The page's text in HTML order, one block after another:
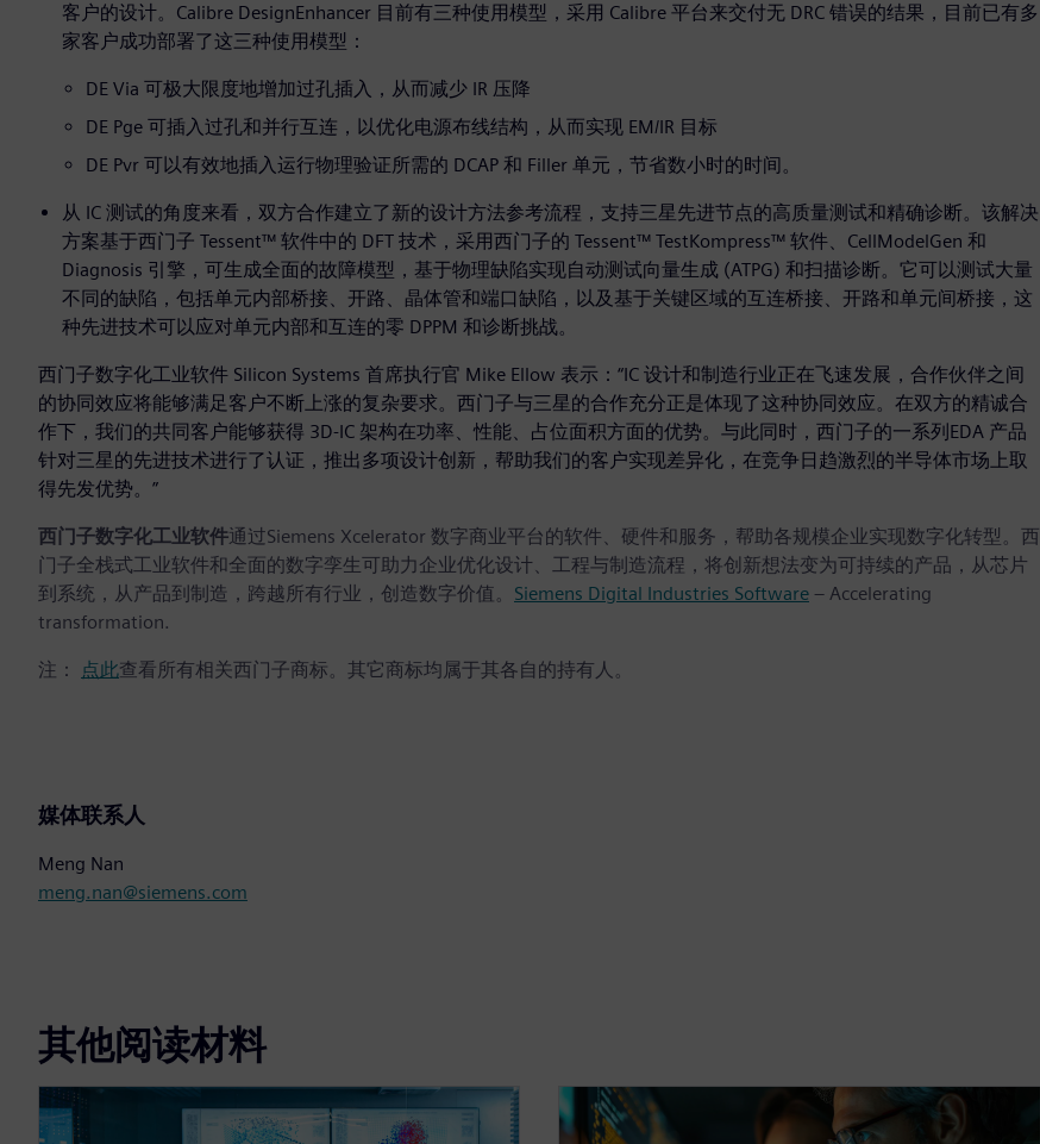
客户的设计。Calibre DesignEnhancer 目前有三种使用模型，采用 Calibre 平台来交付无 DRC 错误的结果，目前已有多
家客户成功部署了这三种使用模型：
DE Via 可极大限度地增加过孔插入，从而减少 IR 压降
DE Pge 可插入过孔和并行互连，以优化电源布线结构，从而实现 EM/IR 目标
DE Pvr 可以有效地插入运行物理验证所需的 DCAP 和 Filler 单元，节省数小时的时间。
从 IC 测试的角度来看，双方合作建立了新的设计方法参考流程，支持三星先进节点的高质量测试和精确诊断。该解决
方案基于西门子 Tessent™ 软件中的 DFT 技术，采用西门子的 Tessent™ TestKompress™ 软件、CellModelGen 和
Diagnosis 引擎，可生成全面的故障模型，基于物理缺陷实现自动测试向量生成 (ATPG) 和扫描诊断。它可以测试大量
不同的缺陷，包括单元内部桥接、开路、晶体管和端口缺陷，以及基于关键区域的互连桥接、开路和单元间桥接，这
种先进技术可以应对单元内部和互连的零 DPPM 和诊断挑战。
西门子数字化工业软件 Silicon Systems 首席执行官 Mike Ellow 表示：“IC 设计和制造行业正在飞速发展，合作伙伴之间
的协同效应将能够满足客户不断上涨的复杂要求。西门子与三星的合作充分正是体现了这种协同效应。在双方的精诚合
作下，我们的共同客户能够获得 3D-IC 架构在功率、性能、占位面积方面的优势。与此同时，西门子的一系列EDA 产品
针对三星的先进技术进行了认证，推出多项设计创新，帮助我们的客户实现差异化，在竞争日趋激烈的半导体市场上取
得先发优势。”
西门子数字化工业软件通过Siemens Xcelerator 数字商业平台的软件、硬件和服务，帮助各规模企业实现数字化转型。西
门子全栈式工业软件和全面的数字孪生可助力企业优化设计、工程与制造流程，将创新想法变为可持续的产品，从芯片
到系统，从产品到制造，跨越所有行业，创造数字价值。 Siemens Digital Industries Software – Accelerating
transformation.
注： 点此查看所有相关西门子商标。其它商标均属于其各自的持有人。
媒体联系人
Meng Nan
meng.nan@siemens.com
其他阅读材料